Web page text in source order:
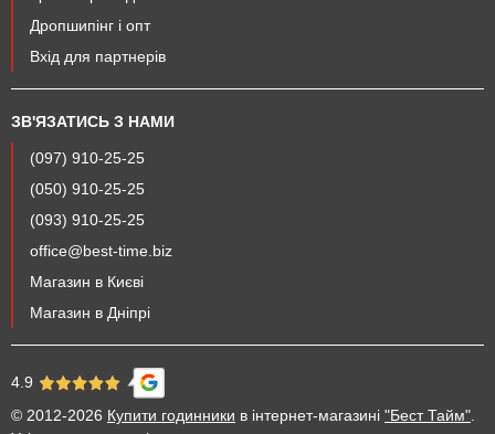
Дропшипінг і опт
Вхід для партнерів
ЗВ'ЯЗАТИСЬ З НАМИ
(097) 910-25-25
(050) 910-25-25
(093) 910-25-25
office@best-time.biz
Магазин в Києві
Магазин в Дніпрі
4.9
© 2012-2026 Купити годинники в інтернет-магазині "Бест Тайм"